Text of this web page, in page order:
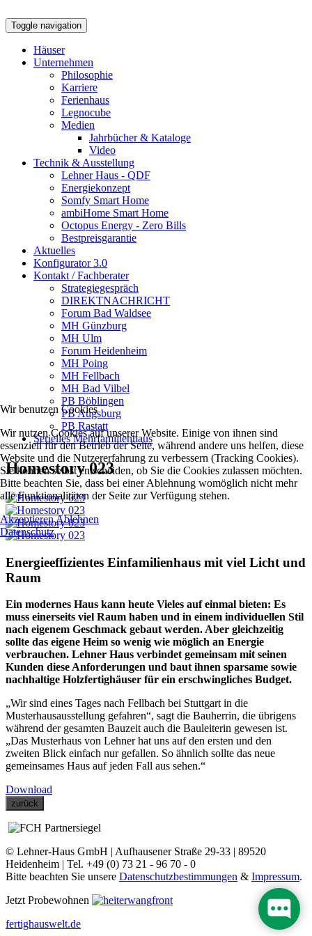
Toggle navigation
Häuser
Unternehmen
Philosophie
Karriere
Ferienhaus
Legnocube
Medien
Jahrbücher & Kataloge
Video
Technik & Ausstellung
Lehner Haus - QDF
Energiekonzept
Somfy Smart Home
ambiHome Smart Home
Octopus Energy - Zero Bills
Bestpreisgarantie
Aktuelles
Konfigurator 3.0
Kontakt / Fachberater
Strategiegespräch
DIREKTNACHRICHT
Forum Bad Waldsee
MH Günzburg
MH Ulm
Forum Heidenheim
MH Poing
MH Fellbach
MH Bad Vilbel
PB Böblingen
PB Augsburg
PB Rastatt
Serielles Mehrfamilienhaus
Homestory 023
Energieeffizientes Einfamilienhaus mit viel Licht und
Raum
Ein modernes Haus kann heute Vieles auf einmal bieten: Es
muss einerseits viel Raum haben und in einem individuellen Stil
nach eigenem Geschmack gebaut werden. Aber gleichzeitig
sollte das eigene Heim so wenig wie möglich an Energie
verbrauchen. Lehner Haus verbindet gemeinsam mit seinen
Kunden diese Anforderungen und baut ihnen sparsame sowie
nachhaltige Holzfertighäuser für ein erschwingliches Budget.
„Wir sind eines Tages nach Fellbach bei Stuttgart in die
Musterhausausstellung gefahren“, sagt die Bauherrin, die übrigens
während der gesamten Bauzeit auch die Bauleiterin gewesen ist.
„Das Musterhaus von Lehner hat uns auf den ersten und den
zweiten Blick einfach nur gefallen. So ähnlich sollte das neue
gemeinsames Haus auf jeden Fall aus sehen.“
Download
zurück
© Lehner-Haus GmbH | Aufhausener Straße 29-33 | 89520
Heidenheim | Tel. +49 (0) 73 21 - 96 70 - 0
Bitte beachten Sie unsere Datenschutzbestimmungen & Impressum.
Jetzt Probewohnen
fertighauswelt.de
Wir benutzen Cookies
Wir nutzen Cookies auf unserer Website. Einige von ihnen sind
essenziell für den Betrieb der Seite, während andere uns helfen, diese
Website und die Nutzererfahrung zu verbessern (Tracking Cookies).
Sie können selbst entscheiden, ob Sie die Cookies zulassen möchten.
Bitte beachten Sie, dass bei einer Ablehnung womöglich nicht mehr
alle Funktionalitäten der Seite zur Verfügung stehen.
AkzeptierenAblehnen
Datenschutz